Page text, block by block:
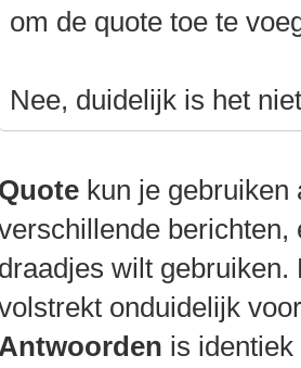
om de quote toe te
Nee, duidelijk is het
Quote kun je gebruiken
draadjes wilt
onduidelijk
is